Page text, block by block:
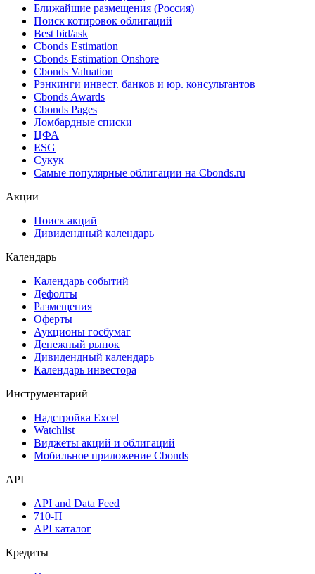
Облигации
Поиск облигаций & Карты рынка
Поиск облигаций (ИИ)
Ближайшие размещения (Россия)
Поиск котировок облигаций
Best bid/ask
Cbonds Estimation
Cbonds Estimation Onshore
Cbonds Valuation
Рэнкинги инвест. банков и юр. консультантов
Cbonds Awards
Cbonds Pages
Ломбардные списки
ESG
Самые популярные облигации на Cbonds.ru
Дивидендный календарь
Календарь
Календарь событий
Дефолты
Размещения
Оферты
Денежный рынок
Календарь инвестора
Инструментарий
Мобильное приложение Cbonds
API
API and Data Feed